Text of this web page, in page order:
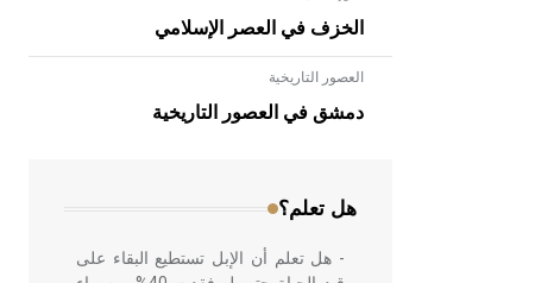
الخزف في العصر الإسلامي
العصور التاريخية
دمشق في العصور التاريخية
هل تعلم؟
- هل تعلم أن الأبلق نوع من الفنون
الهندسية التي ارتبطت بالعمارة الإسلامية
في بلاد الشام ومصر خاصة، حيث يحرص
- هل تعلم أن الإبل تستطيع البقاء على